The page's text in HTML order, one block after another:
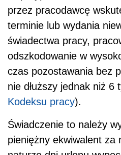
przez pracodawcę
terminie lub wydania
świadectwa pracy,
odszkodowanie w
czas pozostawania bez
nie dłuższy jednak niż 6
Kodeksu pracy).
Świadczenie to należy
pieniężny ekwiwalent za